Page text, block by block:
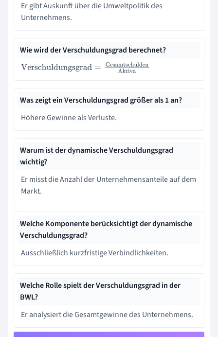
Er gibt Auskunft über die Umweltpolitik des
Unternehmens.
Wie wird der Verschuldungsgrad berechnet?
Verschuldungsgrad=GesamtschuldenAktiva
Was zeigt ein Verschuldungsgrad größer als 1 an?
Höhere Gewinne als Verluste.
Warum ist der dynamische Verschuldungsgrad
wichtig?
Er misst die Anzahl der Unternehmensanteile auf dem
Markt.
Welche Komponente berücksichtigt der dynamische
Verschuldungsgrad?
Ausschließlich kurzfristige Verbindlichkeiten.
Welche Rolle spielt der Verschuldungsgrad in der
BWL?
Er analysiert die Gesamtgewinne des Unternehmens.